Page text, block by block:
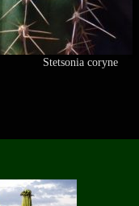
Stetsonia coryne